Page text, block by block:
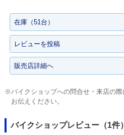
在庫（51台）
レビューを投稿
販売店詳細へ
※バイクショップへの問合せ・来店の
お伝えください。
バイクショップレビュー（1件）